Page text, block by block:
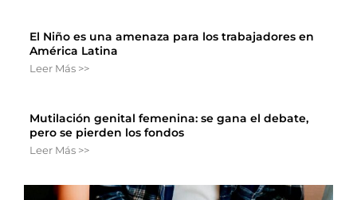
El Niño es una amenaza para los trabajadores en
América Latina
Leer Más >>
Mutilación genital femenina: se gana el debate,
pero se pierden los fondos
Leer Más >>